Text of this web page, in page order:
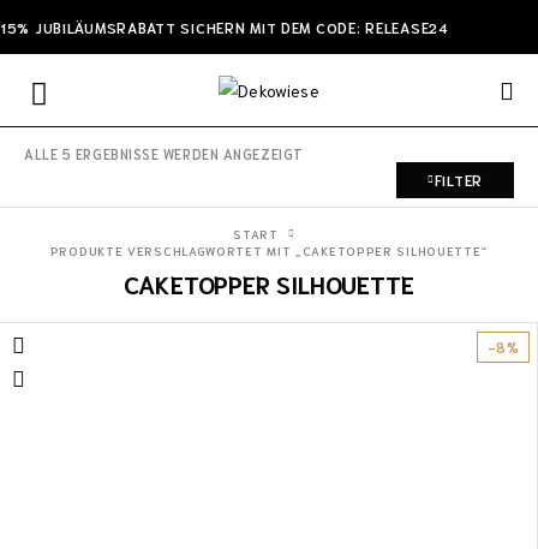
15% JUBILÄUMSRABATT SICHERN MIT DEM CODE: RELEASE24
ALLE 5 ERGEBNISSE WERDEN ANGEZEIGT
FILTER
CAKETOPPER SILHOUETTE
START
PRODUKTE VERSCHLAGWORTET MIT „CAKETOPPER SILHOUETTE“
-8%